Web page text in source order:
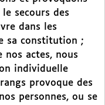
le secours des
dans les
sa constitution ;
nos actes, nous
individuelle
provoque des
personnes, ou se